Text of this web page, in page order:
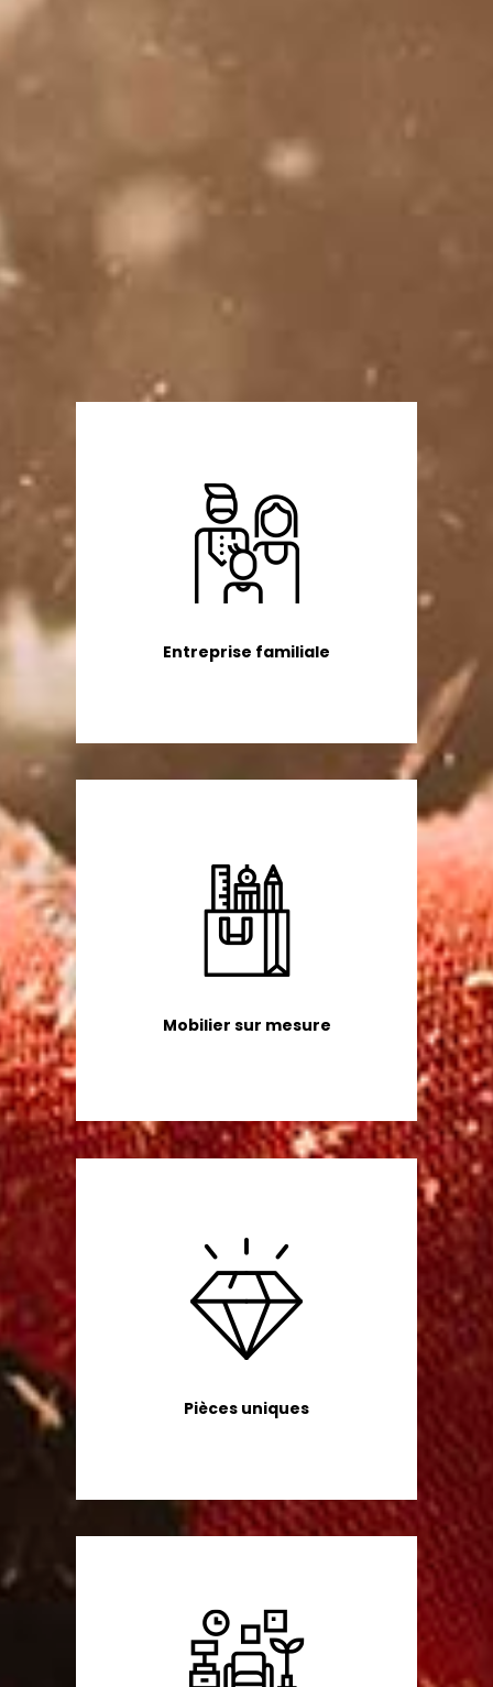
Entreprise familiale
Mobilier sur mesure
Pièces uniques